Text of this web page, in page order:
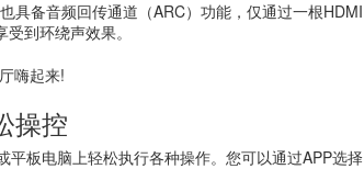
具备音频回传通道（ARC）功能，仅通过一根HDMI
到环绕声效果。
操控
板电脑上轻松执行各种操作。您可以通过APP选择